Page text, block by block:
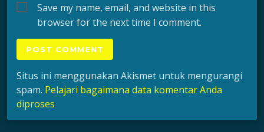
Save my name, email, and website in this
browser for the next time I comment.
Situs ini menggunakan Akismet untuk mengurangi
spam. Pelajari bagaimana data komentar Anda
diproses